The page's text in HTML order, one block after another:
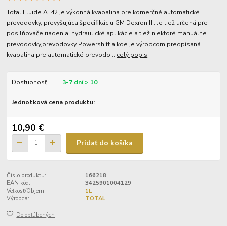
Total Fluide AT42 je výkonná kvapalina pre komerčné automatické
prevodovky, prevyšujúca špecifikáciu GM Dexron III. Je tiež určená pre
posilňovače riadenia, hydraulické aplikácie a tiež niektoré manuálne
prevodovky,prevodovky Powershift a kde je výrobcom predpísaná
kvapalina pre automatické prevodo... celý popis
Dostupnosť 3-7 dní > 10
Jednotková cena produktu:
10,90 €
Pridať do košíka
Číslo produktu:
166218
EAN kód:
3425901004129
Veľkosť/Objem:
1L
Výrobca:
TOTAL
Do obľúbených